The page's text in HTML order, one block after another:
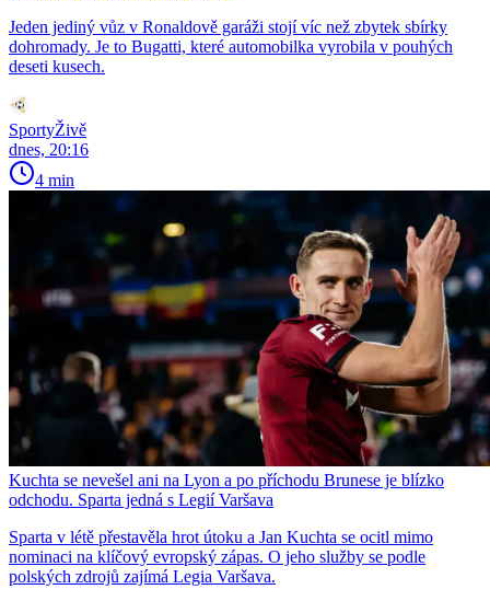
Jeden jediný vůz v Ronaldově garáži stojí víc než zbytek sbírky
dohromady. Je to Bugatti, které automobilka vyrobila v pouhých
deseti kusech.
SportyŽivě
dnes, 20:16
4 min
Kuchta se nevešel ani na Lyon a po příchodu Brunese je blízko
odchodu. Sparta jedná s Legií Varšava
Sparta v létě přestavěla hrot útoku a Jan Kuchta se ocitl mimo
nominaci na klíčový evropský zápas. O jeho služby se podle
polských zdrojů zajímá Legia Varšava.